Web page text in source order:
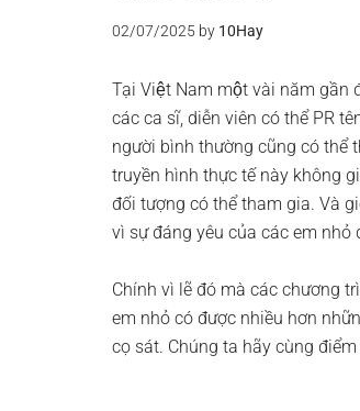
02/07/2025 by 10Hay
Tại Việt Nam một vài năm gần
các ca sĩ, diễn viên có thể PR
người bình thường cũng có thể
truyền hình thực tế này không
đối tượng có thể tham gia. Và
vì sự đáng yêu của các em
Chính vì lẽ đó mà các chương
em nhỏ có được nhiều hơn
cọ sát. Chúng ta hãy cùng